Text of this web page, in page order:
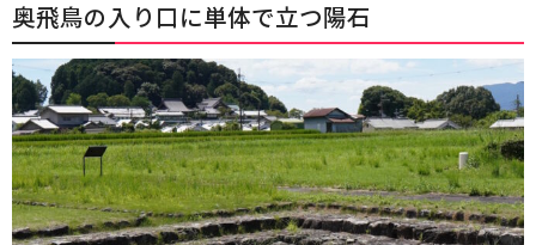
奥飛鳥の入り口に単体で立つ陽石